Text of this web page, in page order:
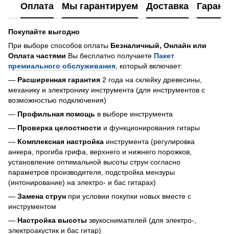
Оплата Мы гарантируем Доставка
Покупайте выгодно
При выборе способов оплаты Безналичный, Онлайн или
Оплата частями Вы бесплатно получаете Пакет
премиального обслуживания , который включает:
— Расширенная гарантия 2 года на склейку древесины,
механику и электронику инструмента (для инструментов с
возможностью подключения)
— Профильная помощь в выборе инструмента
— Проверка целостности и функционирования гитары
— Комплексная настройка инструмента (регулировка
анкера, прогиба грифа, верхнего и нижнего порожков,
установление оптимальной высоты струн согласно
параметров производителя, подстройка мензуры
(интонирование) на электро- и бас гитарах)
— Замена струн при условии покупки новых вместе с
инструментом
— Настройка высоты звукоснимателей (для электро-,
электроакустик и бас гитар)